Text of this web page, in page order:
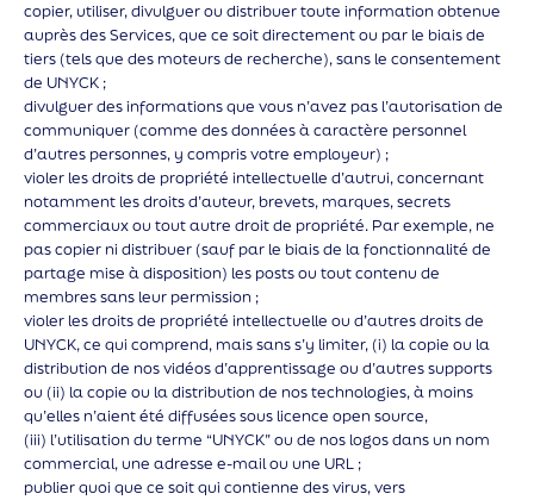
copier, utiliser, divulguer ou distribuer toute information obtenue
auprès des Services, que ce soit directement ou par le biais de
tiers (tels que des moteurs de recherche), sans le consentement
de UNYCK ;
divulguer des informations que vous n’avez pas l’autorisation de
communiquer (comme des données à caractère personnel
d’autres personnes, y compris votre employeur) ;
violer les droits de propriété intellectuelle d’autrui, concernant
notamment les droits d’auteur, brevets, marques, secrets
commerciaux ou tout autre droit de propriété. Par exemple, ne
pas copier ni distribuer (sauf par le biais de la fonctionnalité de
partage mise à disposition) les posts ou tout contenu de
membres sans leur permission ;
violer les droits de propriété intellectuelle ou d’autres droits de
UNYCK, ce qui comprend, mais sans s’y limiter, (i) la copie ou la
distribution de nos vidéos d’apprentissage ou d’autres supports
ou (ii) la copie ou la distribution de nos technologies, à moins
qu’elles n’aient été diffusées sous licence open source,
(iii) l’utilisation du terme “UNYCK” ou de nos logos dans un nom
commercial, une adresse e-mail ou une URL ;
publier quoi que ce soit qui contienne des virus, vers